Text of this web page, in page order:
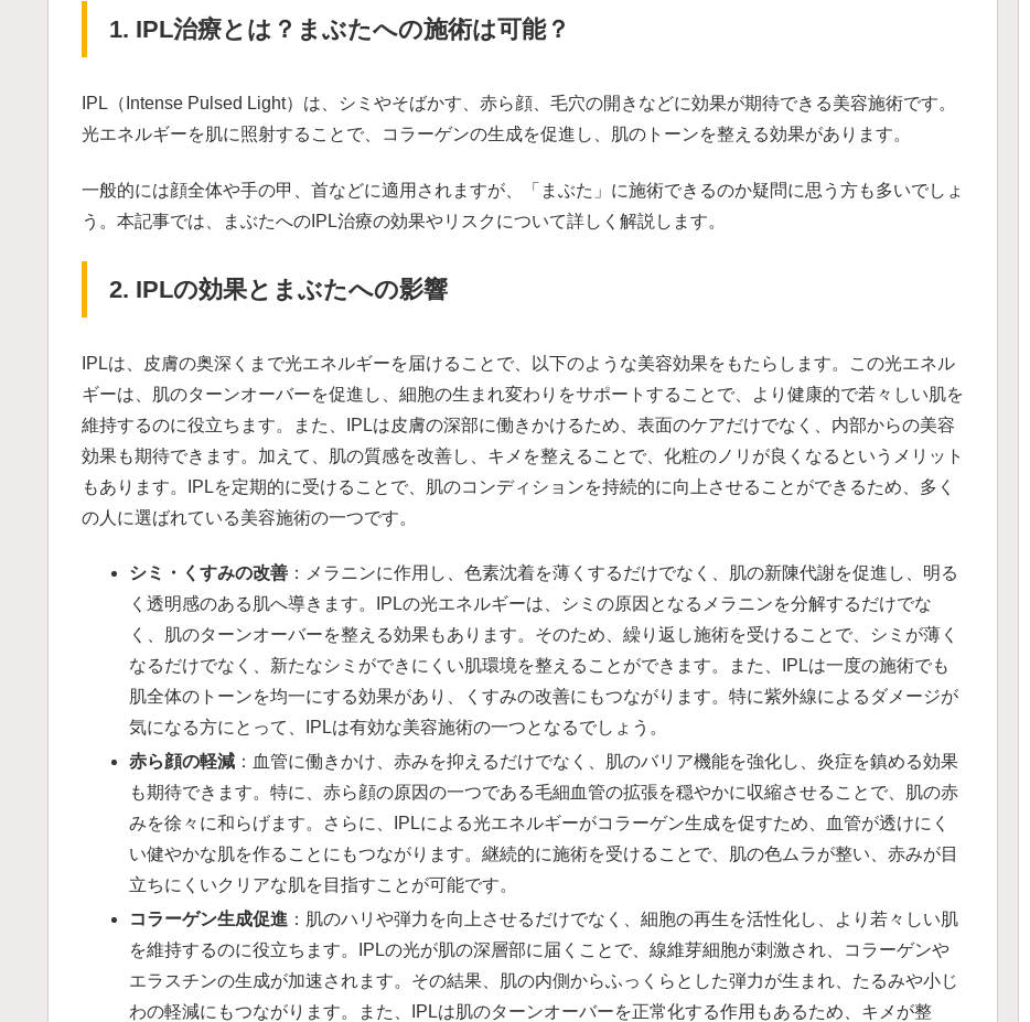
1. IPL治療とは？まぶたへの施術は可能？
IPL（Intense Pulsed Light）は、シミやそばかす、赤ら顔、毛穴の開きなどに効果が期待できる美容施術です。
光エネルギーを肌に照射することで、コラーゲンの生成を促進し、肌のトーンを整える効果があります。
一般的には顔全体や手の甲、首などに適用されますが、「まぶた」に施術できるのか疑問に思う方も多いでしょ
う。本記事では、まぶたへのIPL治療の効果やリスクについて詳しく解説します。
2. IPLの効果とまぶたへの影響
IPLは、皮膚の奥深くまで光エネルギーを届けることで、以下のような美容効果をもたらします。この光エネル
ギーは、肌のターンオーバーを促進し、細胞の生まれ変わりをサポートすることで、より健康的で若々しい肌を
維持するのに役立ちます。また、IPLは皮膚の深部に働きかけるため、表面のケアだけでなく、内部からの美容
効果も期待できます。加えて、肌の質感を改善し、キメを整えることで、化粧のノリが良くなるというメリット
もあります。IPLを定期的に受けることで、肌のコンディションを持続的に向上させることができるため、多く
の人に選ばれている美容施術の一つです。
シミ・くすみの改善 ：メラニンに作用し、色素沈着を薄くするだけでなく、肌の新陳代謝を促進し、明る
く透明感のある肌へ導きます。IPLの光エネルギーは、シミの原因となるメラニンを分解するだけでな
く、肌のターンオーバーを整える効果もあります。そのため、繰り返し施術を受けることで、シミが薄く
なるだけでなく、新たなシミができにくい肌環境を整えることができます。また、IPLは一度の施術でも
肌全体のトーンを均一にする効果があり、くすみの改善にもつながります。特に紫外線によるダメージが
気になる方にとって、IPLは有効な美容施術の一つとなるでしょう。
赤ら顔の軽減 ：血管に働きかけ、赤みを抑えるだけでなく、肌のバリア機能を強化し、炎症を鎮める効果
も期待できます。特に、赤ら顔の原因の一つである毛細血管の拡張を穏やかに収縮させることで、肌の赤
みを徐々に和らげます。さらに、IPLによる光エネルギーがコラーゲン生成を促すため、血管が透けにく
い健やかな肌を作ることにもつながります。継続的に施術を受けることで、肌の色ムラが整い、赤みが目
立ちにくいクリアな肌を目指すことが可能です。
コラーゲン生成促進 ：肌のハリや弾力を向上させるだけでなく、細胞の再生を活性化し、より若々しい肌
を維持するのに役立ちます。IPLの光が肌の深層部に届くことで、線維芽細胞が刺激され、コラーゲンや
エラスチンの生成が加速されます。その結果、肌の内側からふっくらとした弾力が生まれ、たるみや小じ
わの軽減にもつながります。また、IPLは肌のターンオーバーを正常化する作用もあるため、キメが整